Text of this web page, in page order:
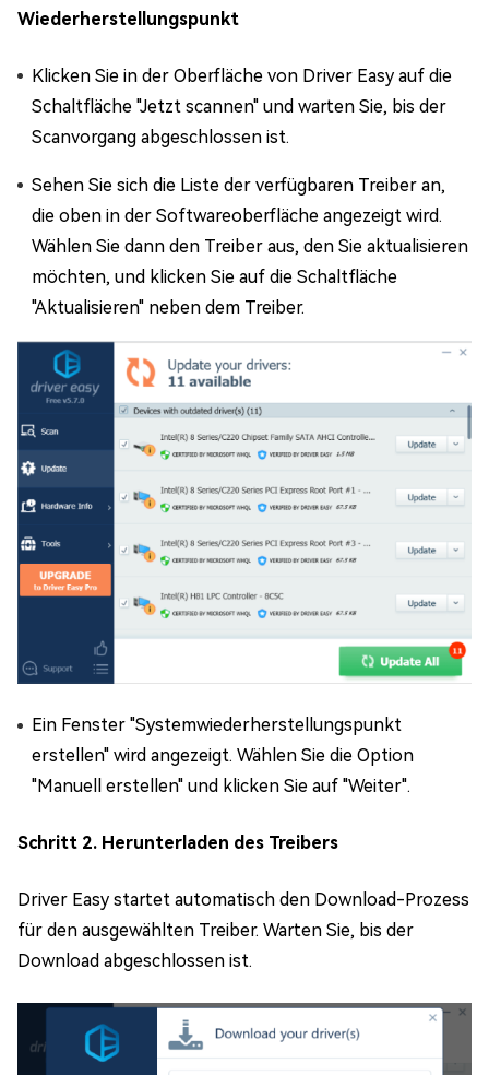
Wiederherstellungspunkt
Klicken Sie in der Oberfläche von Driver Easy auf die
Schaltfläche "Jetzt scannen" und warten Sie, bis der
Scanvorgang abgeschlossen ist.
Sehen Sie sich die Liste der verfügbaren Treiber an,
die oben in der Softwareoberfläche angezeigt wird.
Wählen Sie dann den Treiber aus, den Sie aktualisieren
möchten, und klicken Sie auf die Schaltfläche
"Aktualisieren" neben dem Treiber.
Ein Fenster "Systemwiederherstellungspunkt
erstellen" wird angezeigt. Wählen Sie die Option
"Manuell erstellen" und klicken Sie auf "Weiter".
Schritt 2. Herunterladen des Treibers
Driver Easy startet automatisch den Download-Prozess
für den ausgewählten Treiber. Warten Sie, bis der
Download abgeschlossen ist.